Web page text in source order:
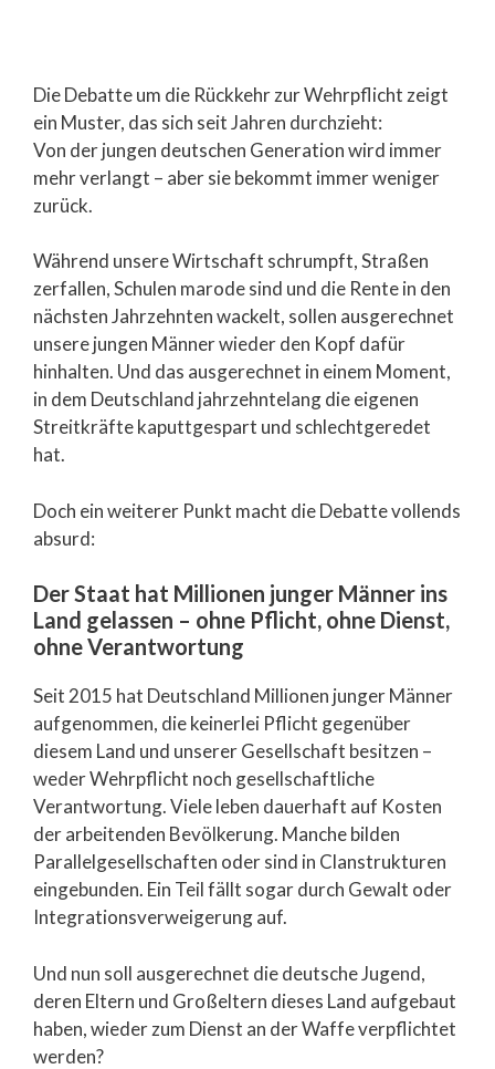
Die Debatte um die Rückkehr zur Wehrpflicht zeigt
ein Muster, das sich seit Jahren durchzieht:
Von der jungen deutschen Generation wird immer
mehr verlangt – aber sie bekommt immer weniger
zurück.
Während unsere Wirtschaft schrumpft, Straßen
zerfallen, Schulen marode sind und die Rente in den
nächsten Jahrzehnten wackelt, sollen ausgerechnet
unsere jungen Männer wieder den Kopf dafür
hinhalten. Und das ausgerechnet in einem Moment,
in dem Deutschland jahrzehntelang die eigenen
Streitkräfte kaputtgespart und schlechtgeredet
hat.
Doch ein weiterer Punkt macht die Debatte vollends
absurd:
Der Staat hat Millionen junger Männer ins
Land gelassen – ohne Pflicht, ohne Dienst,
ohne Verantwortung
Seit 2015 hat Deutschland Millionen junger Männer
aufgenommen, die keinerlei Pflicht gegenüber
diesem Land und unserer Gesellschaft besitzen –
weder Wehrpflicht noch gesellschaftliche
Verantwortung. Viele leben dauerhaft auf Kosten
der arbeitenden Bevölkerung. Manche bilden
Parallelgesellschaften oder sind in Clanstrukturen
eingebunden. Ein Teil fällt sogar durch Gewalt oder
Integrationsverweigerung auf.
Und nun soll ausgerechnet die deutsche Jugend,
deren Eltern und Großeltern dieses Land aufgebaut
haben, wieder zum Dienst an der Waffe verpflichtet
werden?